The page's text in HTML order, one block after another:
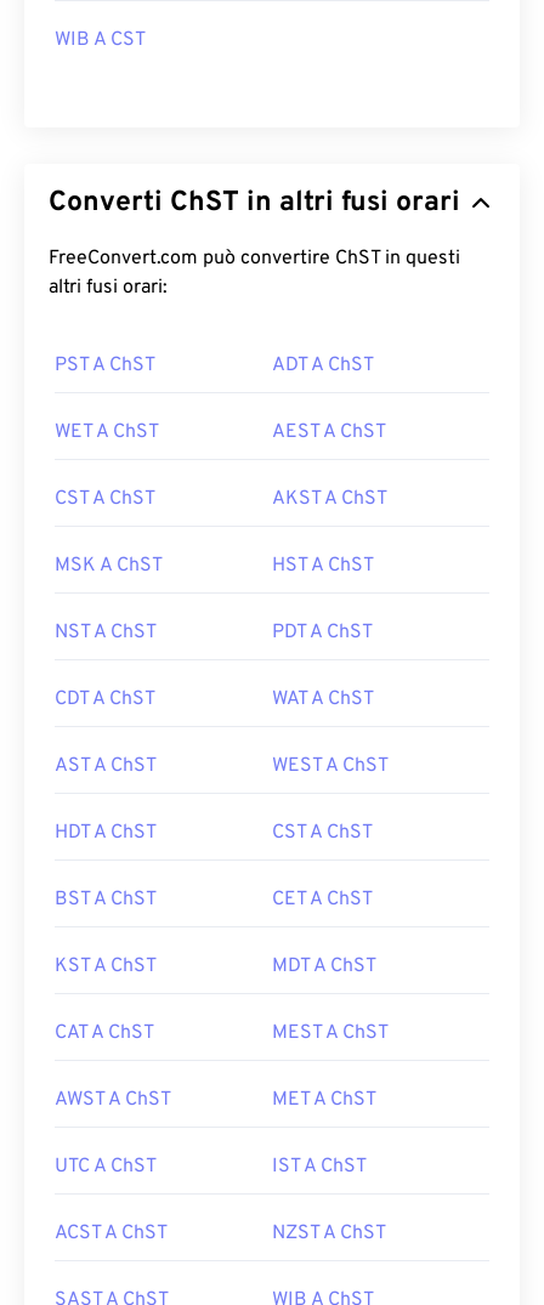
WIB A CST
Converti ChST in altri fusi orari
FreeConvert.com può convertire ChST in questi
altri fusi orari:
PST A ChST ADT A ChST
WET A ChST AEST A ChST
CST A ChST AKST A ChST
MSK A ChST HST A ChST
NST A ChST PDT A ChST
CDT A ChST WAT A ChST
AST A ChST WEST A ChST
HDT A ChST CST A ChST
BST A ChST CET A ChST
KST A ChST MDT A ChST
CAT A ChST MEST A ChST
AWST A ChST MET A ChST
UTC A ChST IST A ChST
ACST A ChST NZST A ChST
SAST A ChST WIB A ChST